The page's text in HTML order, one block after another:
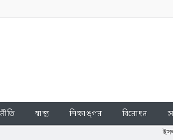
স্বাস্থ্য শিক্ষাঙ্গন বিনোদন
ইসলামী ব্যাংকের